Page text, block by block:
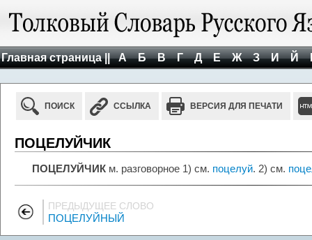
Главная страница || А Б В Г Д Е Ж З И Й
ПОИСК ССЫЛКА ВЕРСИЯ ДЛЯ ПЕЧАТИ
ПОЦЕЛУЙЧИК
ПОЦЕЛУЙЧИК м. разговорное 1) см. поцелуй. 2) см.
ПРЕДЫДУЩЕЕ СЛОВО
ПОЦЕЛУЙНЫЙ